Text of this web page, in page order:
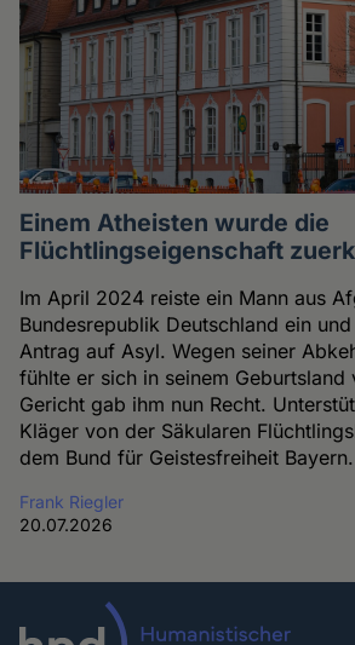
Einem Atheisten wurde die
Flüchtlingseigenschaft
Im April 2024 reiste ein Mann aus
Bundesrepublik Deutschland ein
Antrag auf Asyl. Wegen seiner
fühlte er sich in seinem Geburtsland
Gericht gab ihm nun Recht.
Kläger von der Säkularen
dem Bund für Geistesfreiheit Bayern.
Frank Riegler
20.07.2026